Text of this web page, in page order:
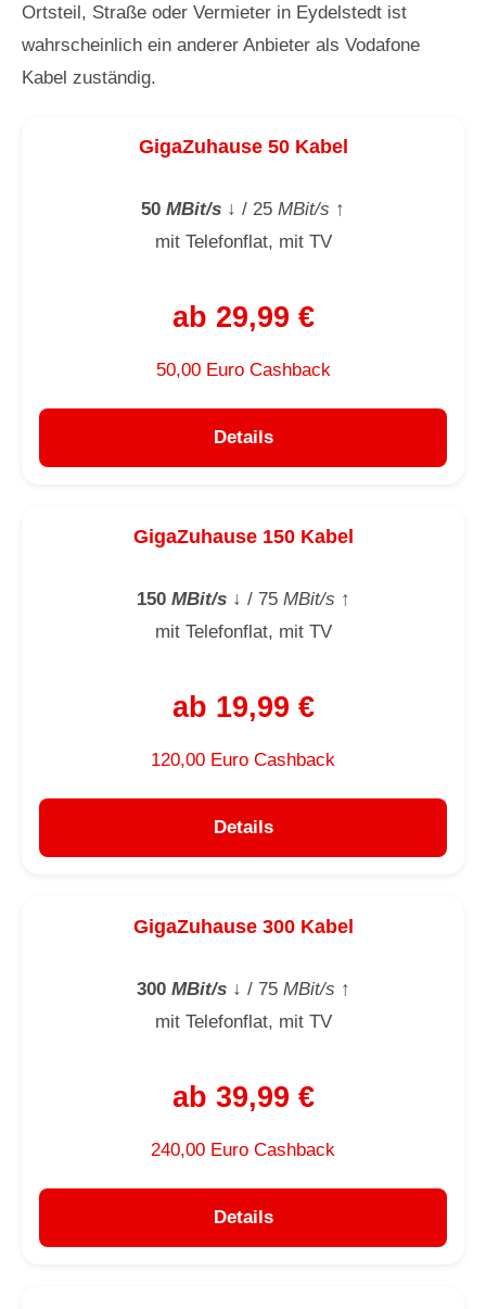
Ortsteil, Straße oder Vermieter in Eydelstedt ist
wahrscheinlich ein anderer Anbieter als Vodafone
Kabel zuständig.
GigaZuhause 50 Kabel
50 MBit/s ↓ / 25 MBit/s ↑
mit Telefonflat, mit TV
ab 29,99 €
50,00 Euro Cashback
Details
GigaZuhause 150 Kabel
150MBit/s↓ / 75MBit/s ↑
mit Telefonflat, mit TV
ab 19,99 €
120,00 Euro Cashback
Details
GigaZuhause 300 Kabel
300MBit/s↓ / 75MBit/s ↑
mit Telefonflat, mit TV
ab 39,99 €
240,00 Euro Cashback
Details